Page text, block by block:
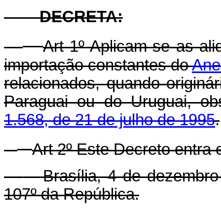
DECRETA:
Art 1º Aplicam-se as
importação constantes do
relacionados, quando
Paraguai ou do Uruguai,
1.568, de 21 de julho de 1995.
Art 2º Este Decreto entra
Brasília, 4 de dezembro
107º da República.